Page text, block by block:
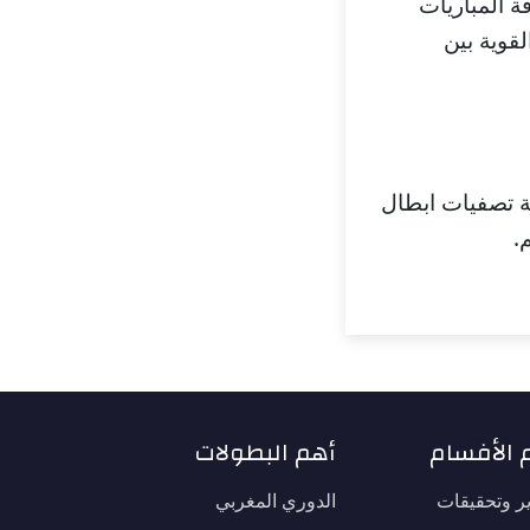
بين
تصفيات ابطال
الأفسام
وتحقيقات
أهم البطولات
الدوري المغربي